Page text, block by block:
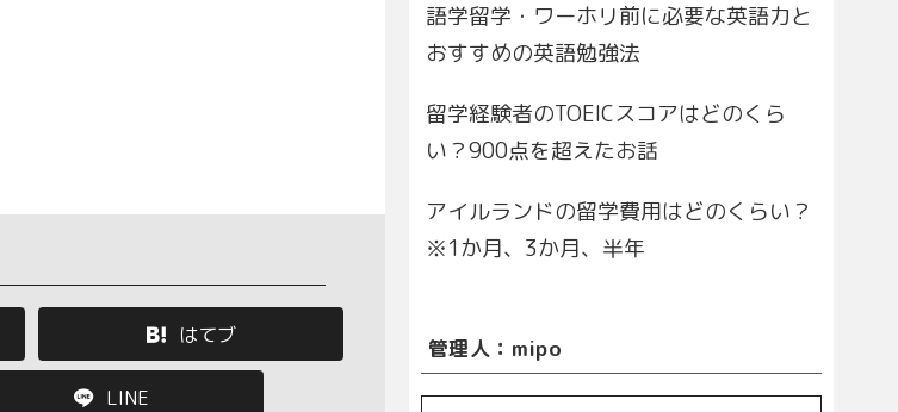
はてブ
LINE
語学留学・ワーホリ前に必要な英語力と
おすすめの英語勉強法
留学経験者のTOEICスコアはどのくら
い？900点を超えたお話
アイルランドの留学費用はどのくらい？
※1か月、3か月、半年
管理人：mipo